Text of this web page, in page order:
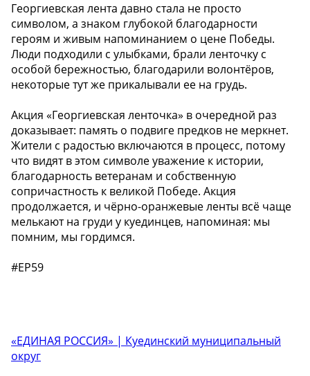
Георгиевская лента давно стала не просто
символом, а знаком глубокой благодарности
героям и живым напоминанием о цене Победы.
Люди подходили с улыбками, брали ленточку с
особой бережностью, благодарили волонтёров,
некоторые тут же прикалывали ее на грудь.
Акция «Георгиевская ленточка» в очередной раз
доказывает: память о подвиге предков не меркнет.
Жители с радостью включаются в процесс, потому
что видят в этом символе уважение к истории,
благодарность ветеранам и собственную
сопричастность к великой Победе. Акция
продолжается, и чёрно-оранжевые ленты всё чаще
мелькают на груди у куединцев, напоминая: мы
помним, мы гордимся.
#ЕР59
«ЕДИНАЯ РОССИЯ» | Куединский муниципальный
округ